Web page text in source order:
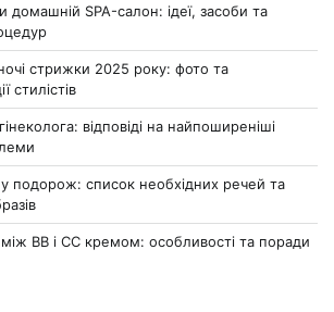
домашній SPA-салон: ідеї, засоби та
стрижки 2025 року: фото та
стилістів
відповіді на найпоширеніші
подорож: список необхідних речей та
BB і CC кремом: особливості та поради